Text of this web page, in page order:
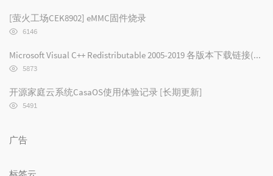
次
数:
[萤火工场CEK8902] eMMC固件烧录
浏
数:
6146
Microsoft Visual C++ Redistributable 2005-2019 各版本下载链接(2019/2017/2015/2013/2012/2010/2008/2005)
浏
次
数:
5873
开源家庭云系统CasaOS使用体验记录 [长期更新]
浏
数:
5491
广告